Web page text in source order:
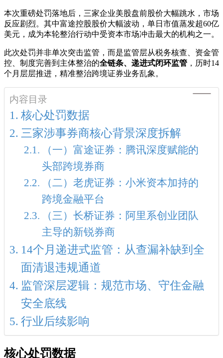
本次重磅处罚落地后，三家企业美股盘前股价大幅跳水，市场
反应剧烈。其中富途控股股价大幅波动，单日市值蒸发超60亿
美元，成为本轮整治行动中受资本市场冲击最大的机构之一。
此次处罚并非单次突击监管，而是监管层从税务核查、资金管
控、制度完善到主体整治的全链条、递进式闭环监管 ，历时14
个月层层推进，精准整治跨境证券业务乱象。
内容目录
核心处罚数据
三家涉事券商核心背景深度拆解
（一）富途证券：腾讯深度赋能的
头部跨境券商
（二）老虎证券：小米资本加持的
跨境金融平台
（三）长桥证券：阿里系创业团队
主导的新锐券商
14个月递进式监管：从查漏补缺到全
面清退违规通道
监管深层逻辑：规范市场、守住金融
安全底线
行业后续影响
核心处罚数据